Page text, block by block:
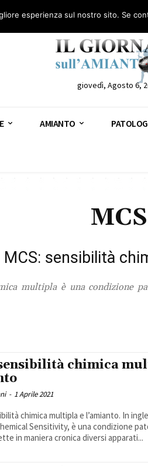
AGN Consulenza legale gratuita: civile,
giovedì, Agosto 6,
AMIANTO
MCS
MCS: sensibilità
multipla è una condizione
chimica
- 1 Aprile 2021
chimica multipla e l’amianto. In
Sensitivity, è una condizione
in maniera cronica diversi apparati...
esperienza sul nostro sito. Se